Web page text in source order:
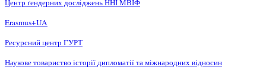
Центр ґендерних досліджень ННІ МВІФ
Erasmus+UA
Ресурсний центр ГУРТ
Наукове товариство історії дипломатії та міжнародних відносин